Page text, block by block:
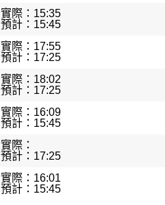
實際：15:35
預計：15:45
實際：17:55
預計：17:25
實際：18:02
預計：17:25
實際：16:09
預計：15:45
實際：
預計：17:25
實際：16:01
預計：15:45